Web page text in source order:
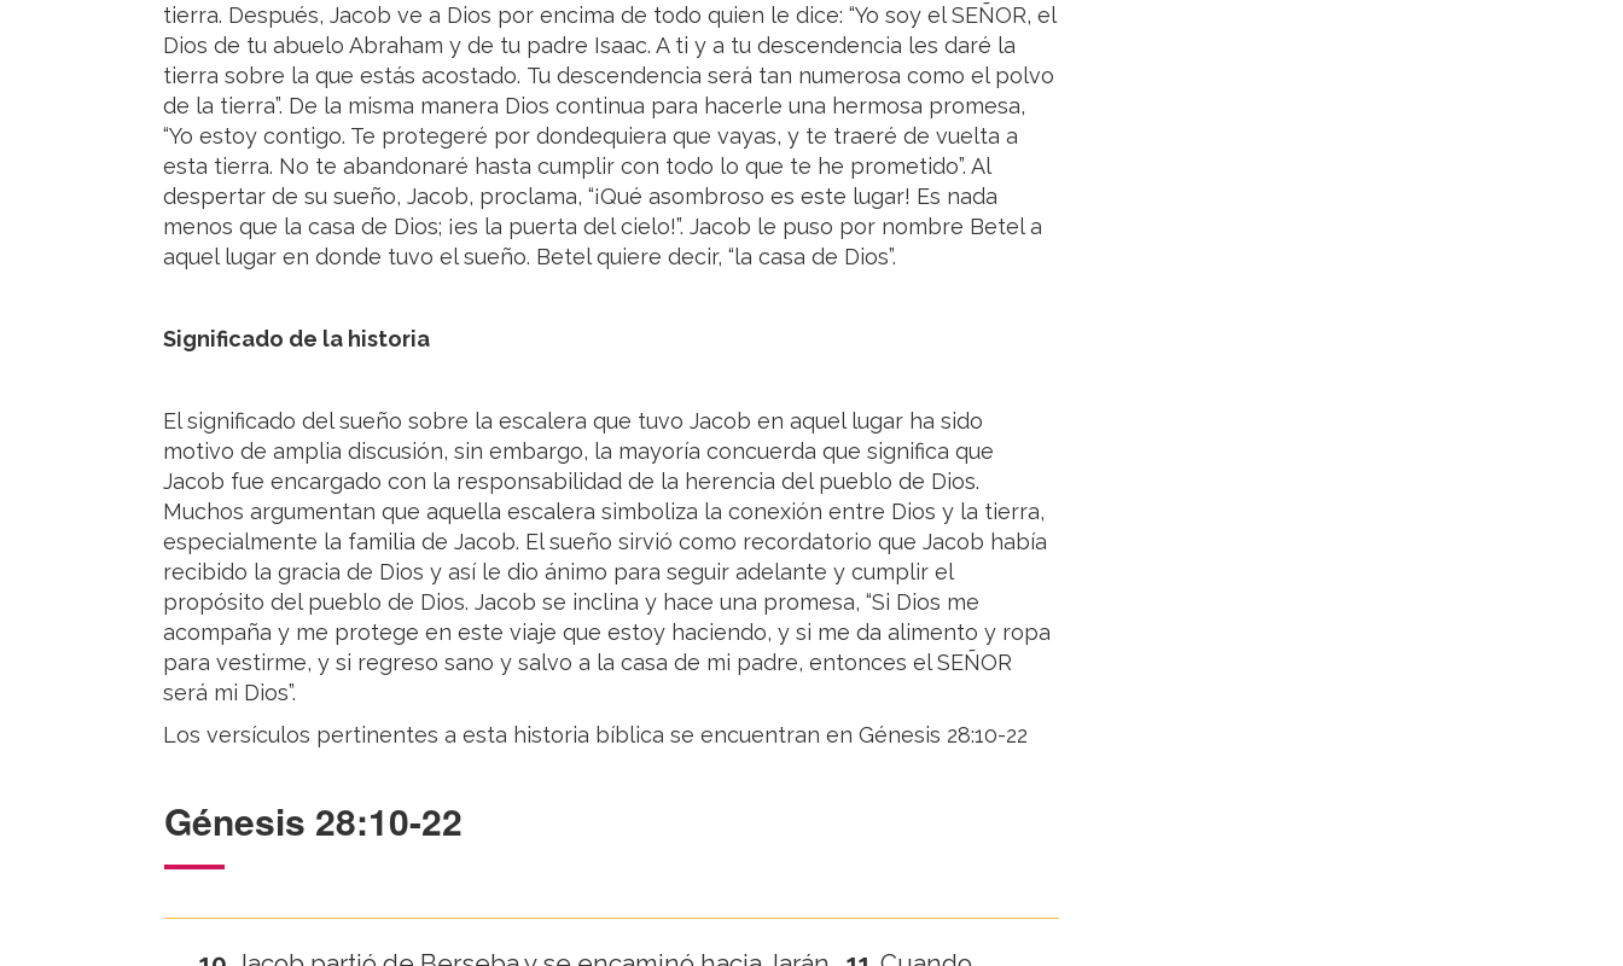
tierra. Después, Jacob ve a Dios por encima de todo quien le dice: “Yo soy el SEÑOR, el
Dios de tu abuelo Abraham y de tu padre Isaac. A ti y a tu descendencia les daré la
tierra sobre la que estás acostado. Tu descendencia será tan numerosa como el polvo
de la tierra”. De la misma manera Dios continua para hacerle una hermosa promesa,
“Yo estoy contigo. Te protegeré por dondequiera que vayas, y te traeré de vuelta a
esta tierra. No te abandonaré hasta cumplir con todo lo que te he prometido”. Al
despertar de su sueño, Jacob, proclama, “¡Qué asombroso es este lugar! Es nada
menos que la casa de Dios; ¡es la puerta del cielo!”. Jacob le puso por nombre Betel a
aquel lugar en donde tuvo el sueño. Betel quiere decir, “la casa de Dios”.
Significado de la historia
El significado del sueño sobre la escalera que tuvo Jacob en aquel lugar ha sido
motivo de amplia discusión, sin embargo, la mayoría concuerda que significa que
Jacob fue encargado con la responsabilidad de la herencia del pueblo de Dios.
Muchos argumentan que aquella escalera simboliza la conexión entre Dios y la tierra,
especialmente la familia de Jacob. El sueño sirvió como recordatorio que Jacob había
recibido la gracia de Dios y así le dio ánimo para seguir adelante y cumplir el
propósito del pueblo de Dios. Jacob se inclina y hace una promesa, “Si Dios me
acompaña y me protege en este viaje que estoy haciendo, y si me da alimento y ropa
para vestirme, y si regreso sano y salvo a la casa de mi padre, entonces el SEÑOR
será mi Dios”.
Los versículos pertinentes a esta historia bíblica se encuentran en Génesis 28:10-22
Génesis 28:10-22